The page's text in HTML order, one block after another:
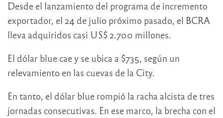
Desde el lanzamiento del programa de incremento
exportador, el 24 de julio próximo pasado, el BCRA
lleva adquiridos casi US$ 2.700 millones.
El dólar blue cae y se ubica a $735, según un
relevamiento en las cuevas de la City.
En tanto, el dólar blue rompió la racha alcista de tres
jornadas consecutivas. En ese marco, la brecha con el